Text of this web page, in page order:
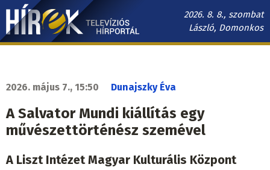
Ugrás
tartalomra
2026. 8. 8., szombat
László, Domonkos
Hírek.sk
navigáció
2026. május 7., 15:50 Dunajszky Éva
A Salvator Mundi kiállítás egy
művészettörténész szemével
A Liszt Intézet Magyar Kulturális Központ